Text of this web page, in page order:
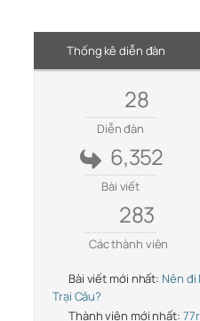
Thống kê diễn đàn
28
Diễn đàn
6,352
Bài viết
283
Các thành viên
Bài viết mới nhất: Nên đi
Trại Câu?
Thành viên mới nhất: